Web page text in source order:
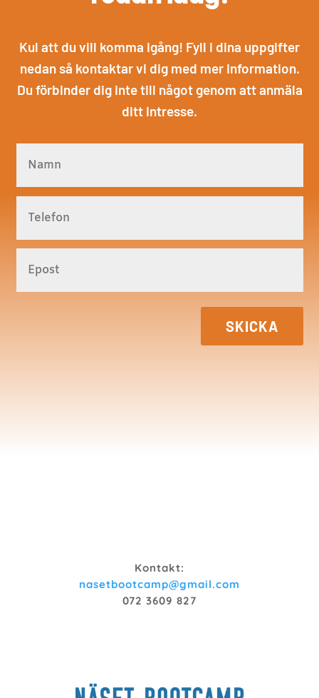
Kul att du vill komma igång! Fyll i dina uppgifter
nedan så kontaktar vi dig med mer information.
Du förbinder dig inte till något genom att anmäla
ditt intresse.
SKICKA
Kontakt:
nasetbootcamp@gmail.com
072 3609 827